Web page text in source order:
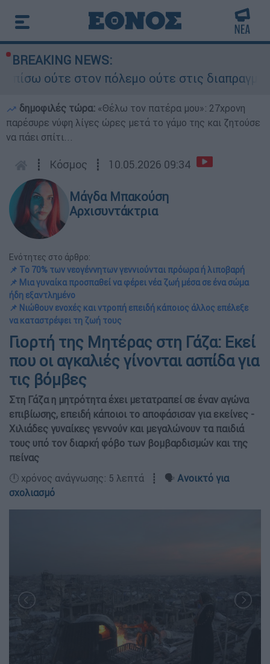
BREAKING NEWS:
πόλεμο ούτε στις διαπραγματεύσεις» -
δημοφιλές τώρα: «Θέλω τον πατέρα μου»: 27χρονη
παρέσυρε νύφη λίγες ώρες μετά το γάμο της και ζητούσε
να πάει σπίτι...
┋ Κόσμος ┋ 10.05.2026 09:34
Μάγδα Μπακούση
Αρχισυντάκτρια
Ενότητες στο άρθρο:
📌 Το 70% των νεογέννητων γεννιούνται πρόωρα ή λιποβαρή
📌 Μια γυναίκα προσπαθεί να φέρει νέα ζωή μέσα σε ένα σώμα
ήδη εξαντλημένο
📌 Νιώθουν ενοχές και ντροπή επειδή κάποιος άλλος επέλεξε
να καταστρέψει τη ζωή τους
Γιορτή της Μητέρας στη Γάζα: Εκεί
που οι αγκαλιές γίνονται ασπίδα για
τις βόμβες
Στη Γάζα η μητρότητα έχει μετατραπεί σε έναν αγώνα
επιβίωσης, επειδή κάποιοι το αποφάσισαν για εκείνες -
Χιλιάδες γυναίκες γεννούν και μεγαλώνουν τα παιδιά
τους υπό τον διαρκή φόβο των βομβαρδισμών και της
πείνας
🕛 χρόνος ανάγνωσης: 5 λεπτά ┋ 🗣️ Ανοικτό για
σχολιασμό